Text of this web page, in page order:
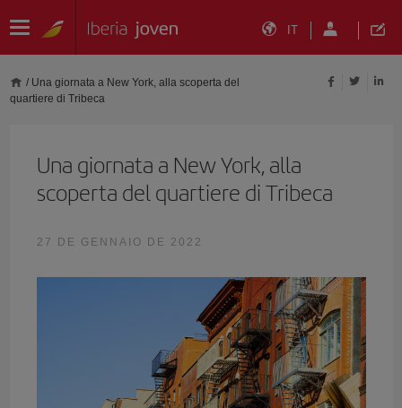
IT
/ Una giornata a New York, alla scoperta del
quartiere di Tribeca
Una giornata a New York, alla
scoperta del quartiere di Tribeca
27 DE GENNAIO DE 2022